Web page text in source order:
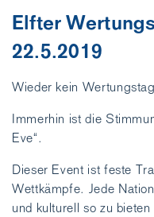
Elfter
22.5.2019
Wieder kein
Immerhin ist die
Eve“.
Dieser Event ist feste
Wettkämpfe. Jede
und kulturell so zu bieten